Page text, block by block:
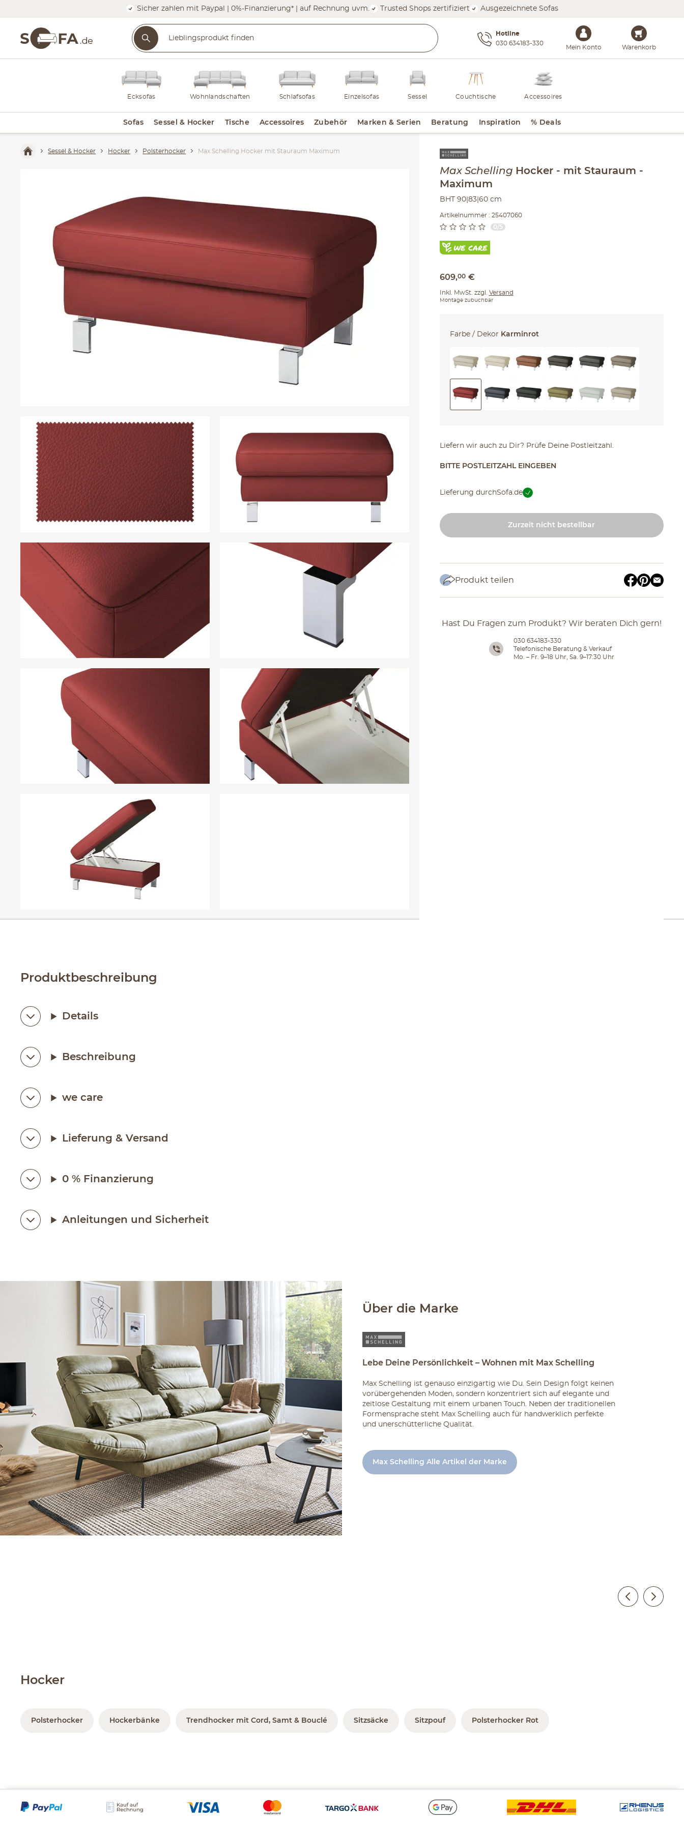
Sicher zahlen mit Paypal | 0%-Finanzierung* | auf Rechnung uvm. Trusted Shops zertifiziert Ausgezeichnete Sofas
Hotline
030 634183-330
Mein Konto Warenkorb
Ecksofas Wohnlandschaften Schlafsofas Einzelsofas Sessel Couchtische Accessoires
Sofas Sessel & Hocker Tische Accessoires Zubehör Marken & Serien Beratung Inspiration % Deals
Sessel & Hocker Hocker Polsterhocker Max Schelling Hocker mit Stauraum Maximum Inhalt der Seitenleiste überspringen - Zum Seitenende
Max Schelling Hocker
mit Stauraum
Maximum
BHT 90|83|60 cm
Artikelnummer : 25407060
0/5
609,00 €
Inkl. MwSt. zzgl. Versand
Montage zubuchbar
Farbe / Dekor Karminrot
Liefern wir auch zu Dir? Prüfe Deine Postleitzahl.
BITTE POSTLEITZAHL EINGEBEN
Lieferung durchSofa.de
Zurzeit nicht bestellbar
Produkt teilen
Hast Du Fragen zum Produkt? Wir beraten Dich gern!
030 634183-330
Telefonische Beratung & Verkauf
Mo. – Fr. 9–18 Uhr, Sa. 9–17:30 Uhr
Produktbeschreibung
Details
Beschreibung
we care
Lieferung & Versand
0 % Finanzierung
Anleitungen und Sicherheit
Über die Marke
Lebe Deine Persönlichkeit – Wohnen mit Max Schelling
Max Schelling ist genauso einzigartig wie Du. Sein Design folgt keinen
vorübergehenden Moden, sondern konzentriert sich auf elegante und
zeitlose Gestaltung mit einem urbanen Touch. Neben der traditionellen
Formensprache steht Max Schelling auch für handwerklich perfekte
und unerschütterliche Qualität.
Max Schelling Alle Artikel der Marke
Hocker
Polsterhocker Hockerbänke Trendhocker mit Cord, Samt & Bouclé Sitzsäcke Sitzpouf Polsterhocker Rot